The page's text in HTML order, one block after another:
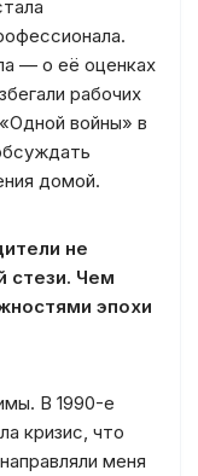
— о её оценках
рабочих
войны» в
домой.
не
стези. Чем
эпохи
В 1990-е
кризис, что
меня